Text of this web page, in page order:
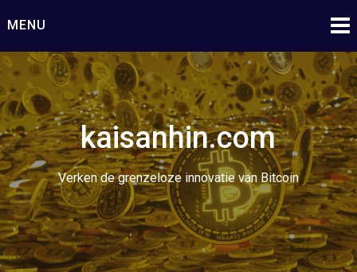
naar
inhoud
MENU
kaisanhin.com
Verken de grenzeloze innovatie van Bitcoin